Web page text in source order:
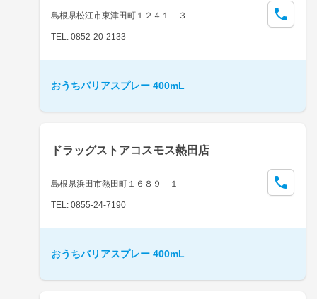
島根県松江市東津田町１２４１－３
TEL: 0852-20-2133
おうちバリアスプレー 400mL
ドラッグストアコスモス熱田店
島根県浜田市熱田町１６８９－１
TEL: 0855-24-7190
おうちバリアスプレー 400mL